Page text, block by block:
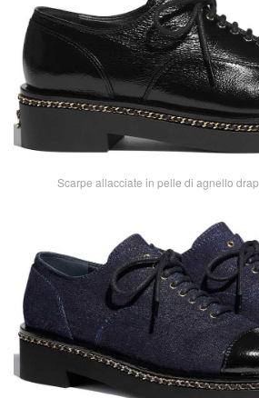
Scarpe allacciate in pelle di agnello